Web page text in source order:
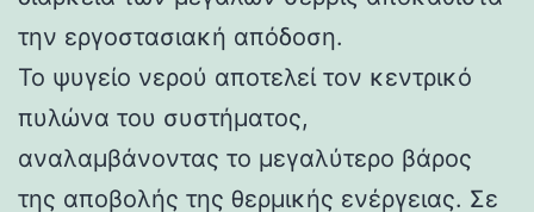
την εργοστασιακή απόδοση.
Το ψυγείο νερού αποτελεί τον κεντρικό
πυλώνα του συστήματος,
αναλαμβάνοντας το μεγαλύτερο βάρος
της αποβολής της θερμικής ενέργειας. Σε